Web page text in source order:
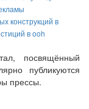
конструкций в
в ooh
посвящённый
публикуются
прессы.